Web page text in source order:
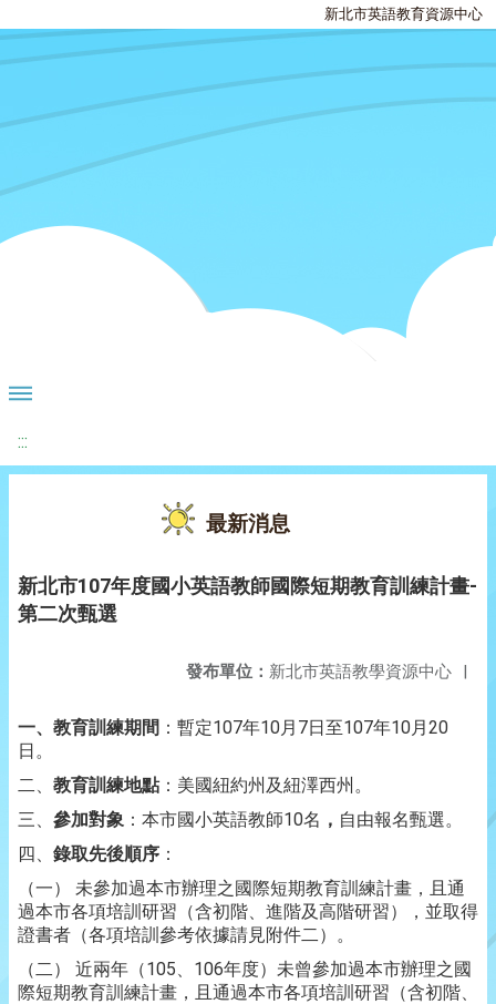
新北市英語教育資源中心
:::
最新消息
新北市107年度國小英語教師國際短期教育訓練計畫-
第二次甄選
發布單位： 新北市英語教學資源中心 |
一、教育訓練期間 ：暫定107年10月7日至107年10月20
日。
二、 教育訓練地點 ：美國紐約州及紐澤西州。
三、 參加對象 ：本市國小英語教師10名 ， 自由報名甄選。
四、 錄取先後順序 ：
（一） 未參加過本市辦理之國際短期教育訓練計畫，且通
過本市各項培訓研習（含初階、進階及高階研習），並取得
證書者（各項培訓參考依據請見附件二）。
（二） 近兩年（105、106年度）未曾參加過本市辦理之國
際短期教育訓練計畫，且通過本市各項培訓研習（含初階、